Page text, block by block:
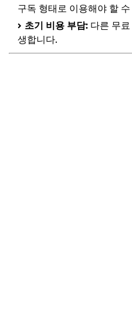
구독 형태로 이용해야 할
초기 비용 부담: 다른 무
생합니다.